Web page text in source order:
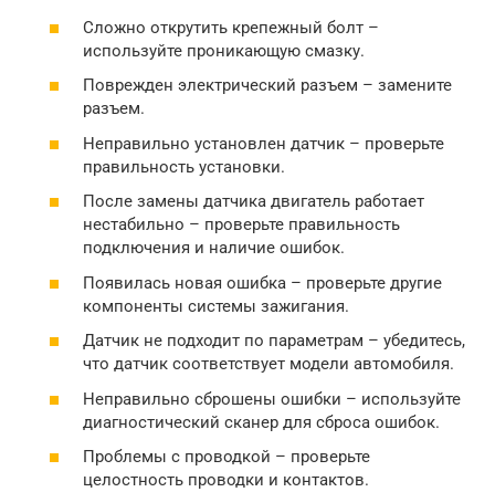
Сложно открутить крепежный болт –
используйте проникающую смазку.
Поврежден электрический разъем – замените
разъем.
Неправильно установлен датчик – проверьте
правильность установки.
После замены датчика двигатель работает
нестабильно – проверьте правильность
подключения и наличие ошибок.
Появилась новая ошибка – проверьте другие
компоненты системы зажигания.
Датчик не подходит по параметрам – убедитесь,
что датчик соответствует модели автомобиля.
Неправильно сброшены ошибки – используйте
диагностический сканер для сброса ошибок.
Проблемы с проводкой – проверьте
целостность проводки и контактов.